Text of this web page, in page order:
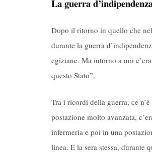
La guerra
Dopo il ritorno in quello che
durante la guerra
egiziane. Ma intorno a noi
questo Stato”.
Tra i ricordi della guerra, ce
postazione molto avanzata,
infermeria e poi in una
linea. E la sera stessa, durante